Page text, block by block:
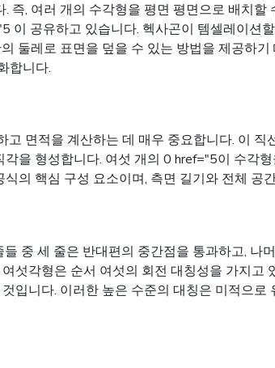
, 여러 개의 수각형을 평면 평면으로 배치
이 공유하고 있습니다. 헥사곤이 템셀레이션
둘레로 표면을 덮을 수 있는 방법을 제공하
합니다.
면적을 계산하는 데 매우 중요합니다. 이
을 형성합니다. 여섯 개의 0 href="5이 수각
의 핵심 구성 요소이며, 측면 길기와 전체 공
중 세 줄은 반대편의 중간점을 통과하고, 나
섯각형은 순서 여섯의 회전 대칭성을 가지
입니다. 이러한 높은 수준의 대칭은 미적으